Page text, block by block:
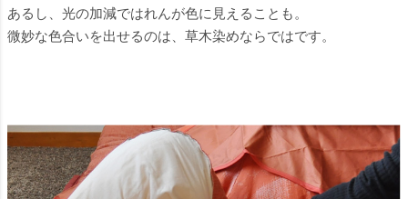
あるし、光の加減ではれんが色に見えることも。
微妙な色合いを出せるのは、草木染めならではです。